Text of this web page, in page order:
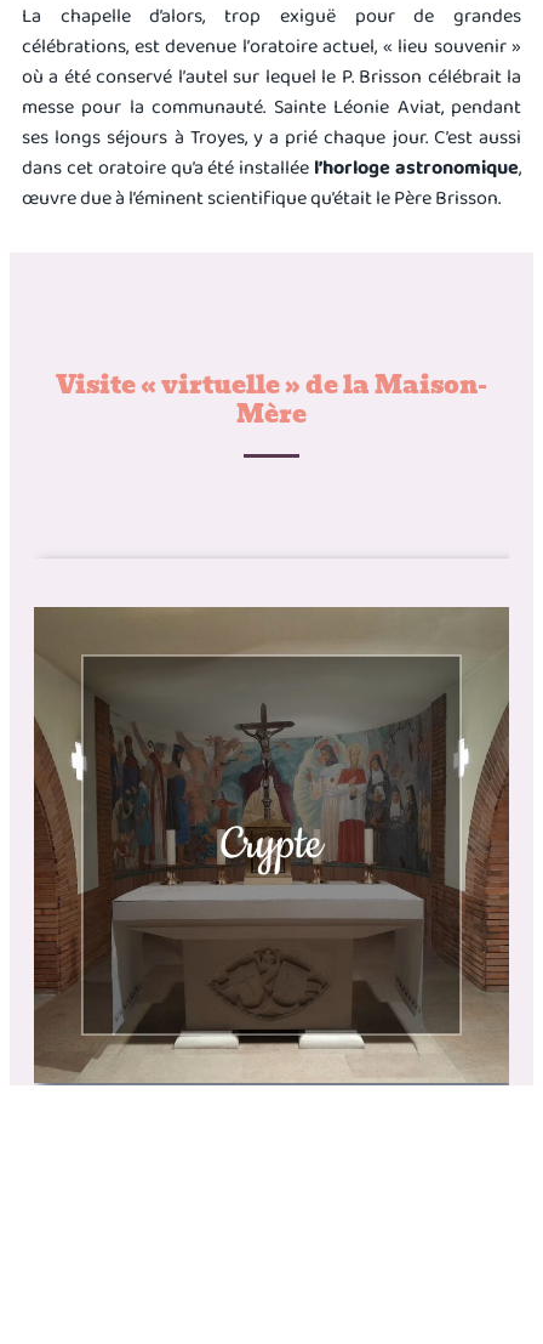
La chapelle d’alors, trop exiguë pour de grandes
célébrations, est devenue l’oratoireactuel, « lieu souvenir »
où a été conservé l’autel sur lequel le P. Brisson célébrait la
messe pour la communauté. Sainte Léonie Aviat, pendant
ses longs séjours à Troyes, y a prié chaque jour. C’est aussi
dans cet oratoire qu’a été installée l’horloge astronomique,
œuvre due à l’éminent scientifique qu’était le Père Brisson.
Visite « virtuelle » de la Maison-
Mère